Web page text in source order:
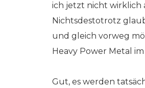
ich jetzt nicht wirklich
Nichtsdestotrotz
und gleich vorweg
Heavy Power Metal
Gut, es werden